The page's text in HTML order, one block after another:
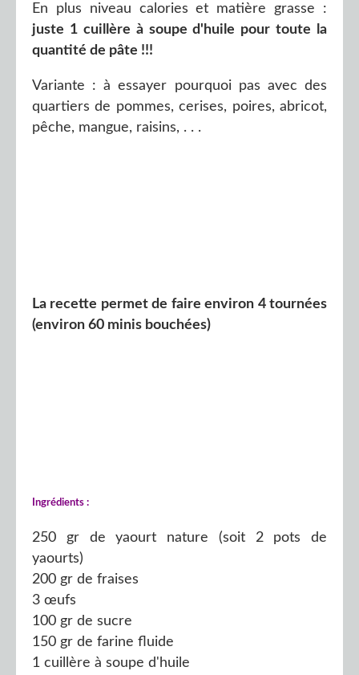
En plus niveau calories et matière grasse :
juste 1 cuillère à soupe d'huile pour toute la
quantité de pâte !!!
Variante : à essayer pourquoi pas avec des
quartiers de pommes, cerises, poires, abricot,
pêche, mangue, raisins, . . .
La recette permet de faire environ 4 tournées
(environ 60 minis bouchées)
Ingrédients :
250 gr de yaourt nature (soit 2 pots de
yaourts)
200 gr de fraises
3 œufs
100 gr de sucre
150 gr de farine fluide
1 cuillère à soupe d'huile